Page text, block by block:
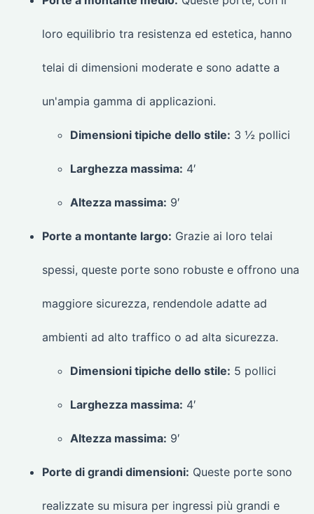
loro equilibrio tra resistenza ed estetica, hanno
telai di dimensioni moderate e sono adatte a
un'ampia gamma di applicazioni.
Dimensioni tipiche dello stile: 3 ½ pollici
Larghezza massima: 4′
Altezza massima: 9′
Porte a montante largo: Grazie ai loro telai
spessi, queste porte sono robuste e offrono una
maggiore sicurezza, rendendole adatte ad
ambienti ad alto traffico o ad alta sicurezza.
Dimensioni tipiche dello stile: 5 pollici
Larghezza massima: 4′
Altezza massima: 9′
Porte di grandi dimensioni: Queste porte sono
realizzate su misura per ingressi più grandi e